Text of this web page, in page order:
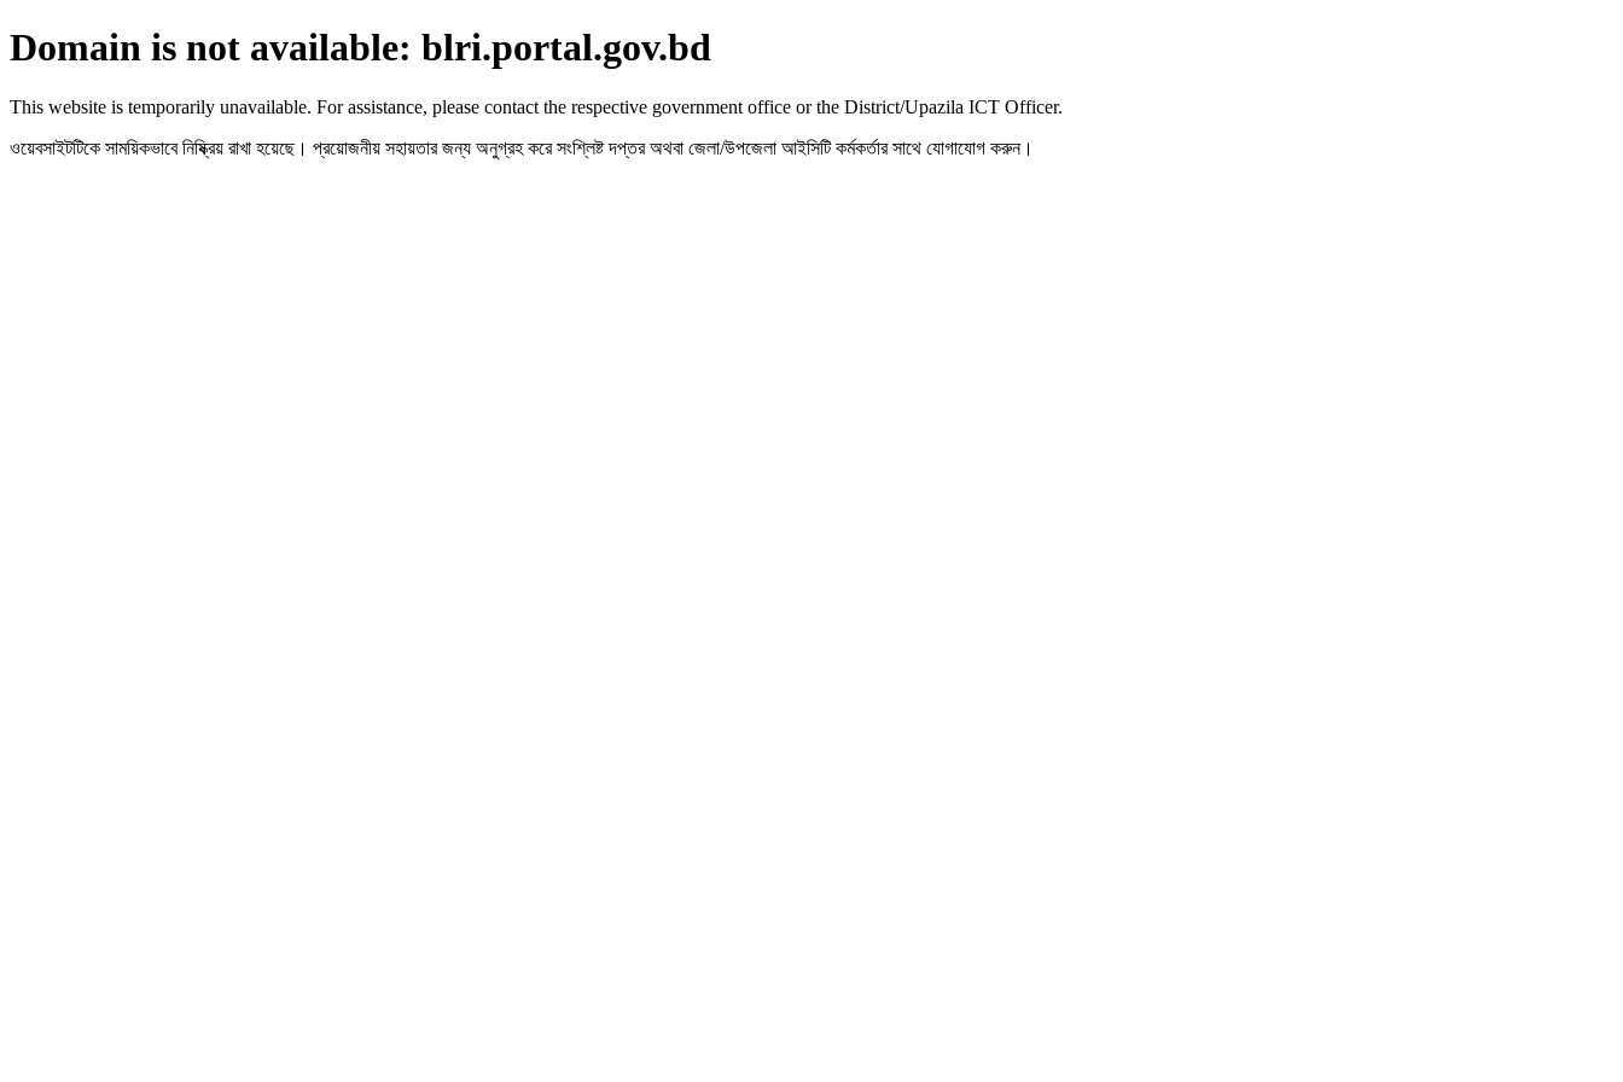
Domain is not available: blri.portal.gov.bd
This website is temporarily unavailable. For assistance, please contact the respective government office or the District/Upazila ICT Officer.
ওয়েবসাইটটিকে সাময়িকভাবে নিষ্ক্রিয় রাখা হয়েছে। প্রয়োজনীয় সহায়তার জন্য অনুগ্রহ করে সংশ্লিষ্ট দপ্তর অথবা জেলা/উপজেলা আইসিটি কর্মকর্তার সাথে যোগাযোগ করুন।